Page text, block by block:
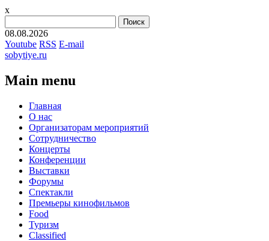
x
08.08.2026
Youtube RSS E-mail
sobytiye.ru
Main menu
Skip
content
Главная
О нас
Организаторам мероприятий
Сотрудничество
Концерты
Конференции
Выставки
Форумы
Спектакли
Премьеры кинофильмов
Food
Туризм
Сlassified